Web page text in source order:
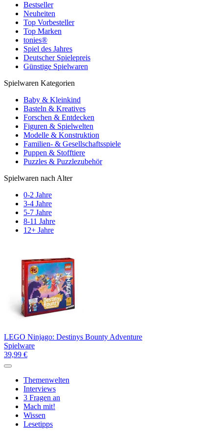
Bestseller
Neuheiten
Top Vorbesteller
Top Marken
tonies®
Spiel des Jahres
Deutscher Spielepreis
Günstige Spielwaren
Spielwaren Kategorien
Baby & Kleinkind
Basteln & Kreatives
Forschen & Entdecken
Figuren & Spielwelten
Modelle & Konstruktion
Familien- & Gesellschaftsspiele
Puppen & Stofftiere
Puzzles & Puzzlezubehör
Spielwaren nach Alter
0-2 Jahre
3-4 Jahre
5-7 Jahre
8-11 Jahre
12+ Jahre
LEGO Ninjago: Destinys Bounty Adventure
Spielware
39,99 €
Themenwelten
Interviews
3 Fragen an
Mach mit!
Wissen
Lesetipps